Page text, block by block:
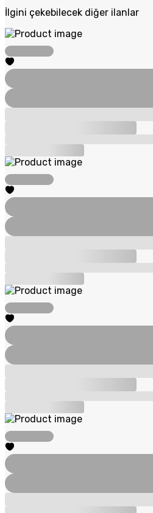
İlgini çekebilecek diğer ilanlar